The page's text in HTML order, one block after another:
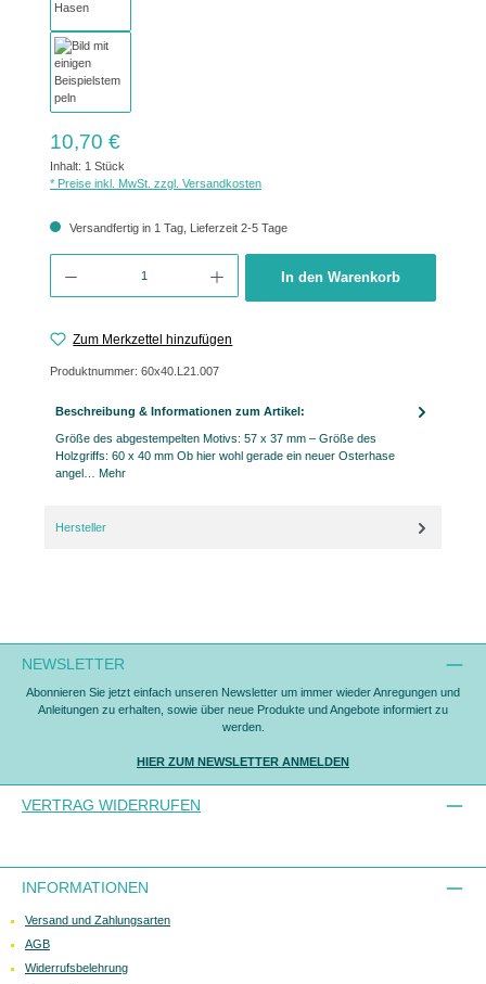
Regulärer Preis:
10,70 €
Inhalt: 1 Stück
* Preise inkl. MwSt. zzgl. Versandkosten
Versandfertig in 1 Tag, Lieferzeit 2-5 Tage
In den Warenkorb
Zum Merkzettel hinzufügen
Produktnummer: 60x40.L21.007
Beschreibung & Informationen zum Artikel:
Größe des abgestempelten Motivs: 57 x 37 mm – Größe des
Holzgriffs: 60 x 40 mm Ob hier wohl gerade ein neuer Osterhase
angel… Mehr
Hersteller
NEWSLETTER
Abonnieren Sie jetzt einfach unseren Newsletter um immer wieder Anregungen und
Anleitungen zu erhalten, sowie über neue Produkte und Angebote informiert zu
werden.
HIER ZUM NEWSLETTER ANMELDEN
VERTRAG WIDERRUFEN
INFORMATIONEN
Versand und Zahlungsarten
AGB
Widerrufsbelehrung